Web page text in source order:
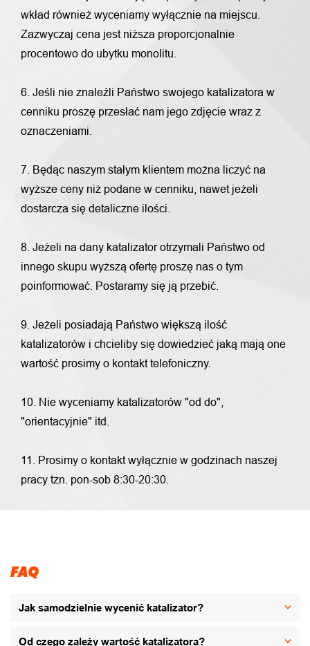
wkład również wyceniamy wyłącznie na miejscu.
Zazwyczaj cena jest niższa proporcjonalnie
procentowo do ubytku monolitu.
6. Jeśli nie znaleźli Państwo swojego katalizatora w
cenniku proszę przesłać nam jego zdjęcie wraz z
oznaczeniami.
7. Będąc naszym stałym klientem można liczyć na
wyższe ceny niż podane w cenniku, nawet jeżeli
dostarcza się detaliczne ilości.
8. Jeżeli na dany katalizator otrzymali Państwo od
innego skupu wyższą ofertę proszę nas o tym
poinformować. Postaramy się ją przebić.
9. Jeżeli posiadają Państwo większą ilość
katalizatorów i chcieliby się dowiedzieć jaką mają one
wartość prosimy o kontakt telefoniczny.
10. Nie wyceniamy katalizatorów "od do",
"orientacyjnie" itd.
11. Prosimy o kontakt wyłącznie w godzinach naszej
pracy tzn. pon-sob 8:30-20:30.
FAQ
Jak samodzielnie wycenić katalizator?
Od czego zależy wartość katalizatora?